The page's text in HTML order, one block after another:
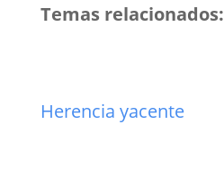
Temas relacionados:
Herencia yacente